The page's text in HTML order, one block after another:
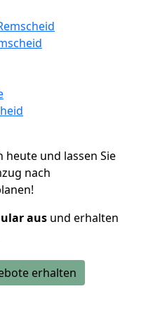
heute und lassen Sie
nach
aus und erhalten
erhalten